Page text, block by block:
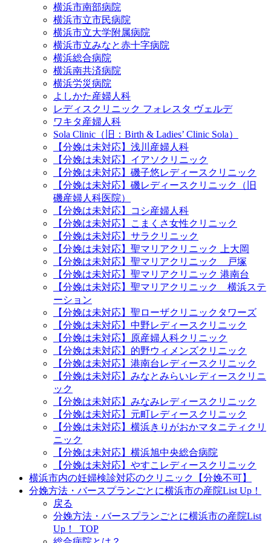
横浜市南部病院
横浜市立市民病院
横浜市立大学附属病院
横浜市立みなと赤十字病院
横浜総合病院
横浜南共済病院
横浜労災病院
よしかた産婦人科
レディスクリニック フォレスタ ヴェルデ
ワキタ産婦人科
Sola Clinic（旧：Birth & Ladies’ Clinic Sola）
【分娩は未対応】浅川産婦人科
【分娩は未対応】イアソクリニック
【分娩は未対応】磯子悠レディースクリニック
【分娩は未対応】磯レディースクリニック（旧
磯産婦人科医院）
【分娩は未対応】コシ産婦人科
【分娩は未対応】こまくさ女性クリニック
【分娩は未対応】サラクリニック
【分娩は未対応】聖マリアクリニック 上大岡
【分娩は未対応】聖マリアクリニック 戸塚
【分娩は未対応】聖マリアクリニック 港南台
【分娩は未対応】聖マリアクリニック 横浜ステ
ーション
【分娩は未対応】聖ローザクリニックタワーズ
【分娩は未対応】中野レディースクリニック
【分娩は未対応】原産婦人科クリニック
【分娩は未対応】的野ウィメンズクリニック
【分娩は未対応】港南台レディースクリニック
【分娩は未対応】みなとみらいレディースクリニ
ック
【分娩は未対応】みなみレディースクリニック
【分娩は未対応】元町レディースクリニック
【分娩は未対応】横浜きりがおかマタニティクリ
ニック
【分娩は未対応】横浜旭中央総合病院
【分娩は未対応】やすこレディースクリニック
横浜市内の妊婦検診対応のクリニック【分娩不可】
分娩方法・バースプランごとに横浜市の産院List Up！
戻る
分娩方法・バースプランごとに横浜市の産院List
Up！_TOP